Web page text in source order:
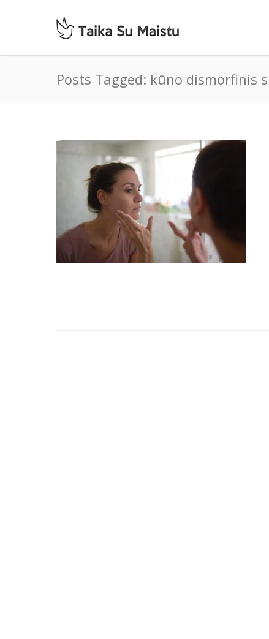
Posts Tagged: kūno dismorfinis